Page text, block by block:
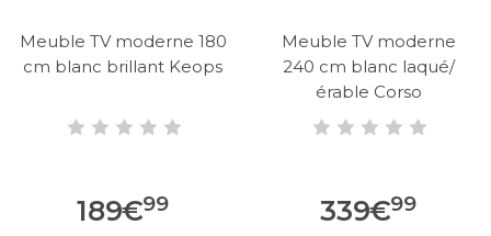
Meuble TV moderne 180
cm blanc brillant Keops
189€99
Meuble TV moderne
240 cm blanc laqué/
érable Corso
339€99